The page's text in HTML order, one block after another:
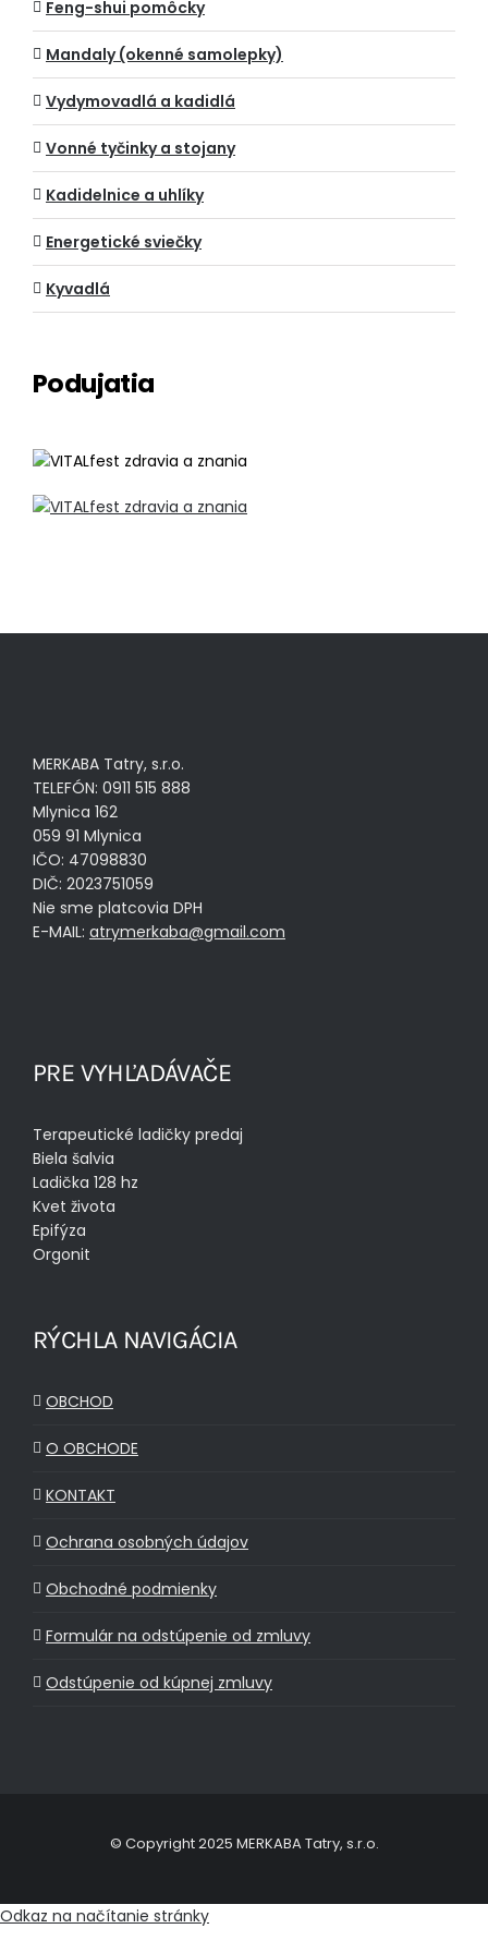
Feng-shui pomôcky
Mandaly (okenné samolepky)
Vydymovadlá a kadidlá
Vonné tyčinky a stojany
Kadidelnice a uhlíky
Energetické sviečky
Kyvadlá
Podujatia
MERKABA Tatry, s.r.o.
TELEFÓN: 0911 515 888
Mlynica 162
059 91 Mlynica
IČO: 47098830
DIČ: 2023751059
Nie sme platcovia DPH
E-MAIL: atrymerkaba@gmail.com
PRE VYHĽADÁVAČE
Terapeutické ladičky predaj
Biela šalvia
Ladička 128 hz
Kvet života
Epifýza
Orgonit
RÝCHLA NAVIGÁCIA
OBCHOD
O OBCHODE
KONTAKT
Ochrana osobných údajov
Obchodné podmienky
Formulár na odstúpenie od zmluvy
Odstúpenie od kúpnej zmluvy
© Copyright 2025 MERKABA Tatry, s.r.o.
Odkaz na načítanie stránky